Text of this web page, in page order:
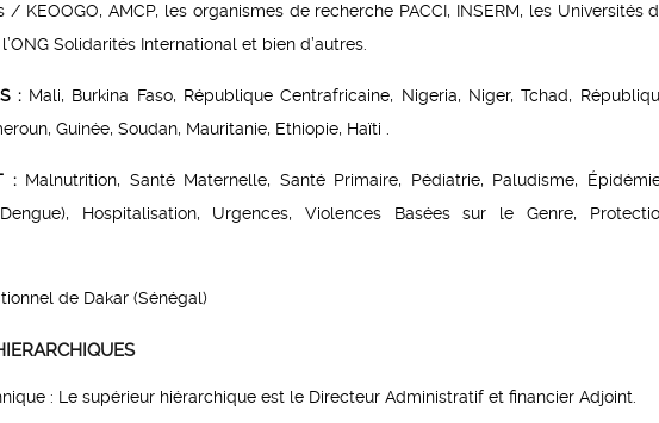
/ KEOOGO, AMCP, les organismes de recherche PACCI, INSERM, les Universités
Solidarités International et bien d’autres.
: Mali, Burkina Faso, République Centrafricaine, Nigeria, Niger, Tchad,
Guinée, Soudan, Mauritanie, Ethiopie, Haïti .
: Malnutrition, Santé Maternelle, Santé Primaire, Pédiatrie, Paludisme,
Hospitalisation, Urgences, Violences Basées sur le Genre,
de Dakar (Sénégal)
: Le supérieur hiérarchique est le Directeur Administratif et financier Adjoint.